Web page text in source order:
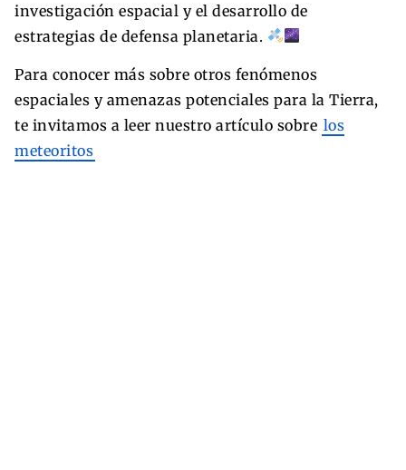
investigación espacial y el desarrollo de
estrategias de defensa planetaria.
Para conocer más sobre otros fenómenos
espaciales y amenazas potenciales para la Tierra,
te invitamos a leer nuestro artículo sobre los
meteoritos